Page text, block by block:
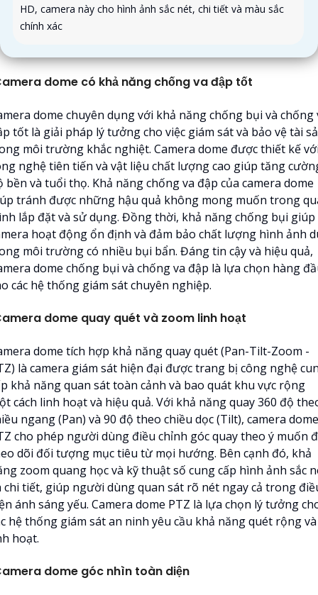
HD, camera này cho hình ảnh sắc nét, chi tiết và màu sắc
chính xác
dome có khả năng chống va đập tốt
dome chuyên dụng với khả năng chống bụi và chống
tốt là giải pháp lý tưởng cho việc giám sát và bảo vệ tài
môi trường khắc nghiệt. Camera dome được thiết kế
nghệ tiên tiến và vật liệu chất lượng cao giúp tăng
bền và tuổi thọ. Khả năng chống va đập của camera dome
tránh được những hậu quả không mong muốn trong
lắp đặt và sử dụng. Đồng thời, khả năng chống bụi giúp
hoạt động ổn định và đảm bảo chất lượng hình ảnh
môi trường có nhiều bụi bẩn. Đáng tin cậy và hiệu quả,
dome chống bụi và chống va đập là lựa chọn hàng
các hệ thống giám sát chuyên nghiệp.
dome quay quét và zoom linh hoạt
dome tích hợp khả năng quay quét (Pan-Tilt-Zoom -
là camera giám sát hiện đại được trang bị công nghệ
khả năng quan sát toàn cảnh và bao quát khu vực rộng
cách linh hoạt và hiệu quả. Với khả năng quay 360 độ
ngang (Pan) và 90 độ theo chiều dọc (Tilt), camera dome
cho phép người dùng điều chỉnh góc quay theo ý muốn
dõi đối tượng mục tiêu từ mọi hướng. Bên cạnh đó, khả
zoom quang học và kỹ thuật số cung cấp hình ảnh sắc
chi tiết, giúp người dùng quan sát rõ nét ngay cả trong
ánh sáng yếu. Camera dome PTZ là lựa chọn lý tưởng
hệ thống giám sát an ninh yêu cầu khả năng quét rộng và
hoạt.
dome góc nhìn toàn diện